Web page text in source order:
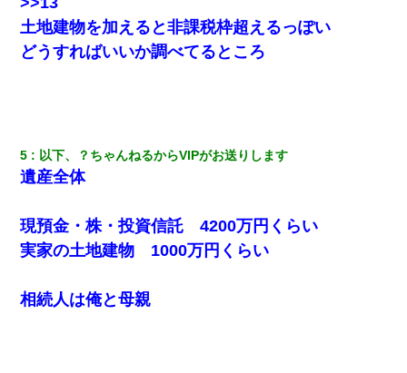
【衝撃】婚約者「兄と結婚はするけど嫁入りするわけじゃない。
お互い干渉はしないようにしましょう」→ その後に結納金の話を
したので、母が・・・
友人とふたりで山口に旅行した時の事。レンタカーを借りて山の
中の道を走っていたら、突然ガガッ！って音がして…
父が他界→父のフリン相手『どうか相続を放棄して下さい、昔の
ことは謝ります。ごめんなさい…』私「お子さんはフリン略奪婚
って知ってるの？」相手『 』結果→
【驚愕】5000円でＪＫと行為してきたが後悔しかない…
土地建物を加えると非課税枠超えるっぽい
どうすればいいか調べてるところ
5 以下、？ちゃんねるからVIPがお送りします
遺産全体
現預金・株・投資信託 4200万円くらい
実家の土地建物 1000万円くらい
相続人は俺と母親